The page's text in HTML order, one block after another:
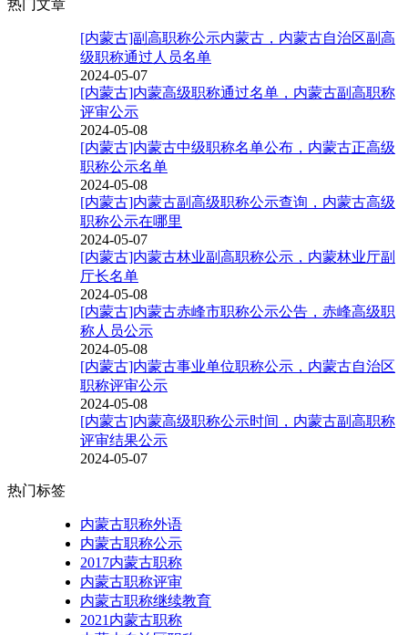
热门文章
[内蒙古]副高职称公示内蒙古，内蒙古自治区副高
级职称通过人员名单
2024-05-07
[内蒙古]内蒙高级职称通过名单，内蒙古副高职称
评审公示
2024-05-08
[内蒙古]内蒙古中级职称名单公布，内蒙古正高级
职称公示名单
2024-05-08
[内蒙古]内蒙古副高级职称公示查询，内蒙古高级
职称公示在哪里
2024-05-07
[内蒙古]内蒙古林业副高职称公示，内蒙林业厅副
厅长名单
2024-05-08
[内蒙古]内蒙古赤峰市职称公示公告，赤峰高级职
称人员公示
2024-05-08
[内蒙古]内蒙古事业单位职称公示，内蒙古自治区
职称评审公示
2024-05-08
[内蒙古]内蒙高级职称公示时间，内蒙古副高职称
评审结果公示
2024-05-07
热门标签
内蒙古职称外语
内蒙古职称公示
2017内蒙古职称
内蒙古职称评审
内蒙古职称继续教育
2021内蒙古职称